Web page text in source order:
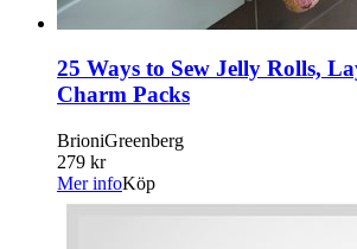
25 Ways to Sew Jelly Rolls,
Charm Packs
BrioniGreenberg
279 kr
Mer infoKöp